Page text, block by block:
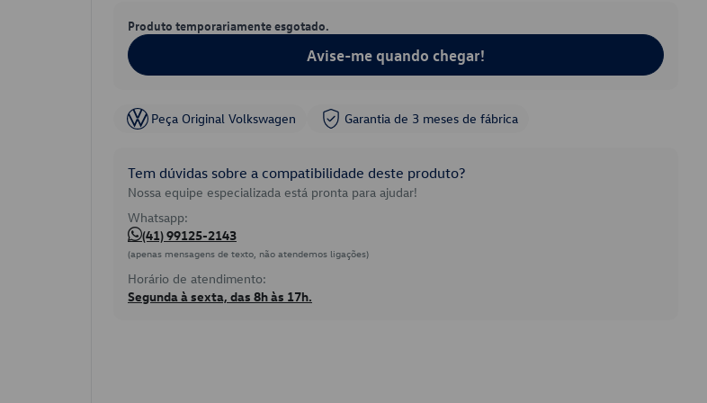
Produto temporariamente esgotado.
Avise-me quando chegar!
Peça Original Volkswagen Garantia de 3 meses de fábrica
Tem dúvidas sobre a compatibilidade deste produto?
Nossa equipe especializada está pronta para ajudar!
Whatsapp:
(41) 99125-2143
(apenas mensagens de texto, não atendemos ligações)
Horário de atendimento:
Segunda à sexta, das 8h às 17h.